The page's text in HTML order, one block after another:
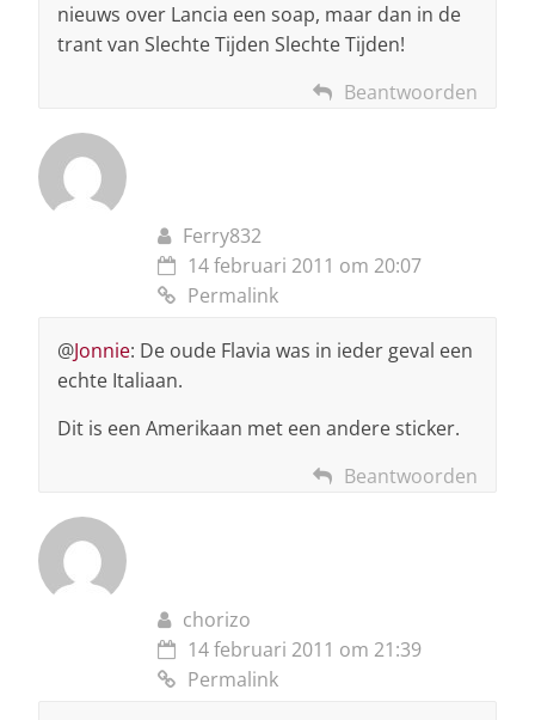
nieuws over Lancia een soap, maar dan in de
trant van Slechte Tijden Slechte Tijden!
Beantwoorden
Ferry832
14 februari 2011 om 20:07
Permalink
@Jonnie: De oude Flavia was in ieder geval een
echte Italiaan.
Dit is een Amerikaan met een andere sticker.
Beantwoorden
chorizo
14 februari 2011 om 21:39
Permalink